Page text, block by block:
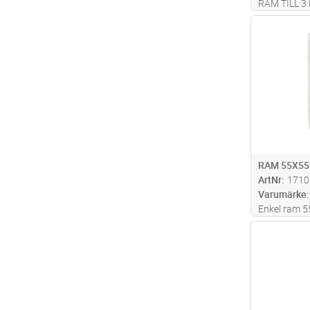
RAM TILL 3
RAM
ArtNr
Varumärke
Enkel ram